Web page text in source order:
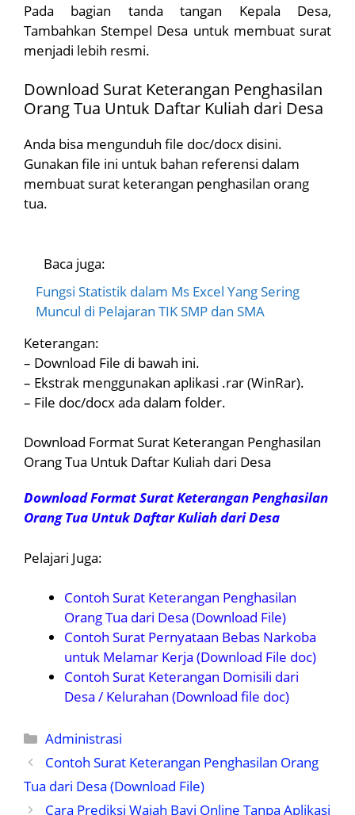
Pada bagian tanda tangan Kepala Desa,
Tambahkan Stempel Desa untuk membuat surat
menjadi lebih resmi.
Download Surat Keterangan Penghasilan
Orang Tua Untuk Daftar Kuliah dari Desa
Anda bisa mengunduh file doc/docx disini.
Gunakan file ini untuk bahan referensi dalam
membuat surat keterangan penghasilan orang
tua.
Baca juga:
Fungsi Statistik dalam Ms Excel Yang Sering
Muncul di Pelajaran TIK SMP dan SMA
Keterangan:
– Download File di bawah ini.
– Ekstrak menggunakan aplikasi .rar (WinRar).
– File doc/docx ada dalam folder.
Download Format Surat Keterangan Penghasilan
Orang Tua Untuk Daftar Kuliah dari Desa
Download Format Surat Keterangan Penghasilan
Orang Tua Untuk Daftar Kuliah dari Desa
Pelajari Juga:
Contoh Surat Keterangan Penghasilan
Orang Tua dari Desa (Download File)
Contoh Surat Pernyataan Bebas Narkoba
untuk Melamar Kerja (Download File doc)
Contoh Surat Keterangan Domisili dari
Desa / Kelurahan (Download file doc)
Kategori
Administrasi
Contoh Surat Keterangan Penghasilan Orang
Tua dari Desa (Download File)
Cara Prediksi Wajah Bayi Online Tanpa Aplikasi